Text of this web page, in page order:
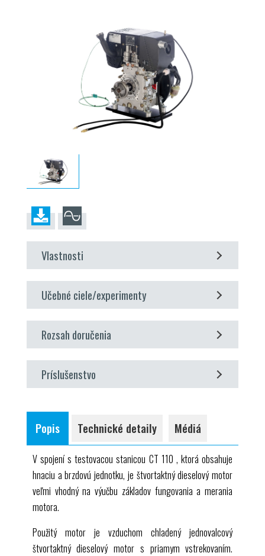
Vlastnosti
skúšobný motor na použitie v skúšobnom zariadení
CT 110
Učebné ciele/experimenty
v spojení so skúšobným stojanomCT 110
zoznámenie sa so štvortaktným dieselovým
motorom
vykresľovanie kriviek krútiaceho momentu a
výkonu
(pomer paliva a vzduchu)
určenie straty trením motora
Rozsah doručenia
1 motor, kompletný so všetkými pripojeniami a
prívodnými vedeniami
Príslušenstvo
voliteľné
CT 159.02 Jednotka na analýzu výfukových plynov
CT 100.11 Kalorimeter výfukových plynov preCT 110
CT 100.13 Elektronický systém indikácie motora preCT
110
CT 100.16 Prevodník tlaku preCT 100.22
Popis Technické detaily Médiá
V spojení s testovacou stanicou CT 110 , ktorá obsahuje
hnaciu a brzdovú jednotku, je štvortaktný dieselový motor
veľmi vhodný na výučbu základov fungovania a merania
motora.
Použitý motor je vzduchom chladený jednovalcový
štvortaktný dieselový motor s priamym vstrekovaním.